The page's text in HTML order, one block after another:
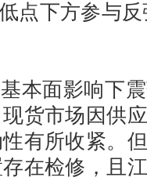
下方参与反
面影响下震
货市场因供
有所收紧。
在检修，且